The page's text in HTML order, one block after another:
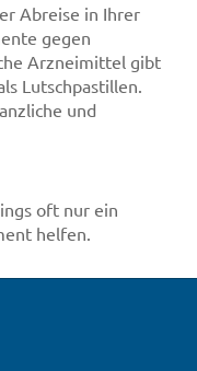
Abreise in Ihrer
gegen
Arzneimittel gibt
Lutschpastillen.
und
oft nur ein
helfen.